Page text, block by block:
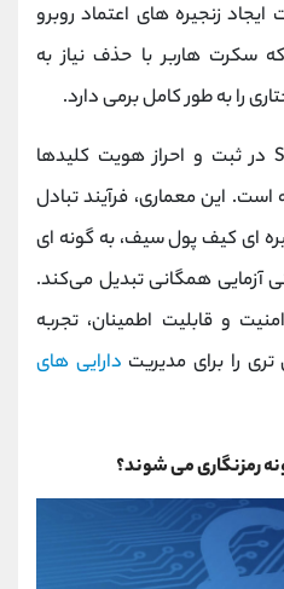
زنجیره‌ های اعتماد روبرو
سکرت هاربر با حذف نیاز به
را به طور کامل برمی ‌دارد.
مزیت اصلی Secret Harbour در ثبت و احراز هویت کلیدها
این معماری، فرآیند تبادل
ای کیف پول سیف، به گونه ‌ای
‌آزمایی همگانی تبدیل می‌کند.
و قابلیت اطمینان، تجربه
را برای مدیریت دارایی ‌های
رمزنگاری می شوند؟